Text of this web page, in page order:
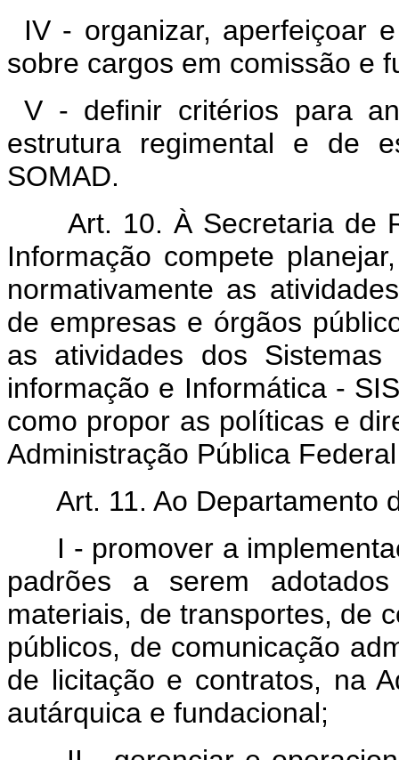
IV - organizar, aperfeiçoar
sobre cargos em comissão e
V - definir critérios para
estrutura regimental e de
SOMAD.
Art. 10. À Secretaria de
Informação compete
normativamente as
de empresas e órgãos
as atividades dos
informação e Informática -
como propor as políticas e
Administração Pública
Art. 11. Ao Departamento
I - promover a
padrões a serem
materiais, de transportes, de
públicos, de comunicação
de licitação e contratos, na
autárquica e fundacional;